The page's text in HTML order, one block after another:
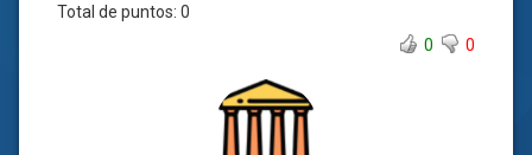
Total de puntos: 0
0
0